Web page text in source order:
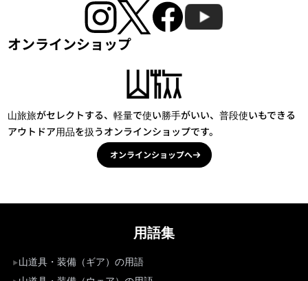
オンラインショップ
山旅旅がセレクトする、軽量で使い勝手がいい、普段使いもできる
アウトドア用品を扱うオンラインショップです。
オンラインショップへ
用語集
山道具・装備（ギア）の用語